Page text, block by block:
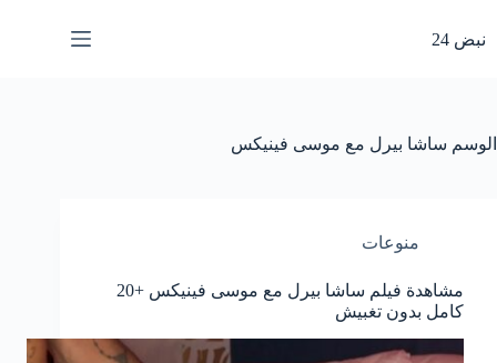
المحتوى
نبض 24
الوسم ساشا بيرل مع موسى فينيكس
منوعات
مشاهدة فيلم ساشا بيرل مع موسى فينيكس +20
كامل بدون تغبيش